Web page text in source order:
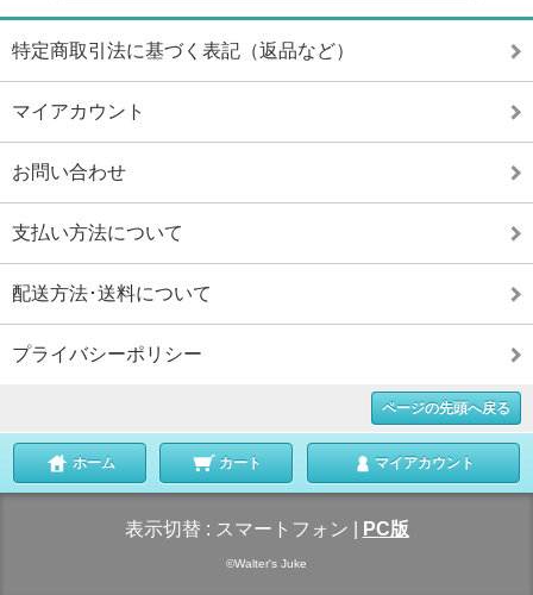
特定商取引法に基づく表記（返品など）
マイアカウント
お問い合わせ
支払い方法について
配送方法･送料について
プライバシーポリシー
ページの先頭へ戻る
ホーム カート マイアカウント
表示切替 : スマートフォン PC版
©Walter's Juke